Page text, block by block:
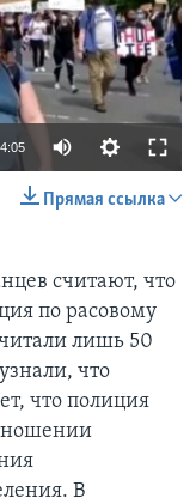
available
4:05
Прямая ссылка
считают, что
по расовому
лишь 50
что
что полиция
В